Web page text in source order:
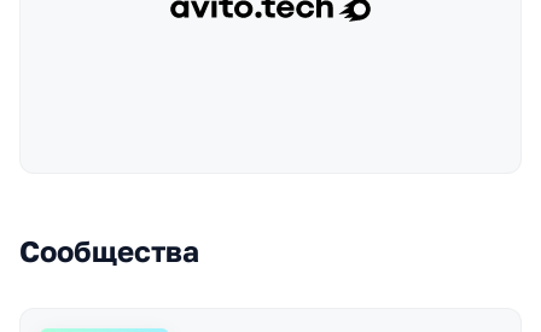
Сообщества